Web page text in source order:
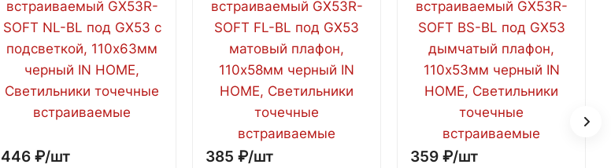
446 ₽/шт 385 ₽/шт 359 ₽/шт